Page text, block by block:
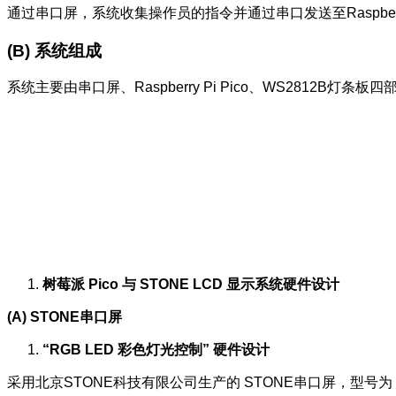
通过串口屏，系统收集操作员的指令并通过串口发送至
(B) 系统组成
系统主要由串口屏、Raspberry Pi Pico、WS2812B灯条板四
树莓派 Pico 与 STONE LCD 显示系统硬件设计
(A) STONE串口屏
“RGB LED 彩色灯光控制” 硬件设计
采用北京STONE科技有限公司生产的 STONE串口屏，型号